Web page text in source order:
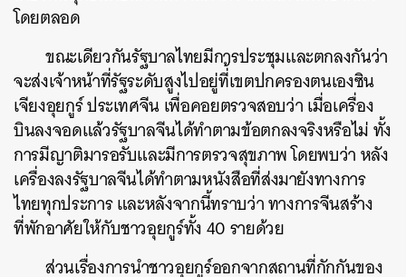
โดยตลอด
ขณะเดียวกันรัฐบาลไทยมีการประชุมและตกลงกันว่า
จะส่งเจ้าหน้าที่รัฐระดับสูงไปอยู่ที่้เขตปกครองตนเองซิน
เจียงอุยกูร์ ประเทศจีน เพื่อคอยตรวจสอบว่า เมื่อเครื่อง
บินลงจอดแล้วรัฐบาลจีนได้ทำตามข้อตกลงจริงหรือไม่ ทั้ง
การมีญาติมารอรับและมีการตรวจสุขภาพ โดยพบว่า หลัง
เครื่องลงรัฐบาลจีนได้ทำตามหนังสือที่ส่งมายังทางการ
ไทยทุกประการ และหลังจากนี้ทราบว่า ทางการจีนสร้าง
ที่พักอาศัยให้กับชาวอุยกูร์ทั้ง 40 รายด้วย
ส่วนเรื่องการนำชาวอุยกูร์ออกจากสถานที่กักกันของ